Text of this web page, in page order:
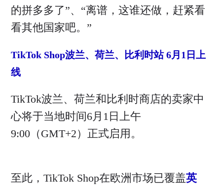
的拼多多了”、“离谱，这谁还做，赶紧看
看其他国家吧。”
TikTok Shop波兰、荷兰、比利时站 6月1日上
线
TikTok波兰、荷兰和比利时商店的卖家中
心将于当地时间6月1日上午
9:00（GMT+2）正式启用。
至此，TikTok Shop在欧洲市场已覆盖英